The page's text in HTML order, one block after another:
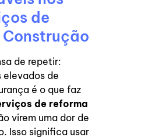
de
Construção
de repetir:
elevados de
é o que faz
de reforma
virem uma dor de
Isso significa usar